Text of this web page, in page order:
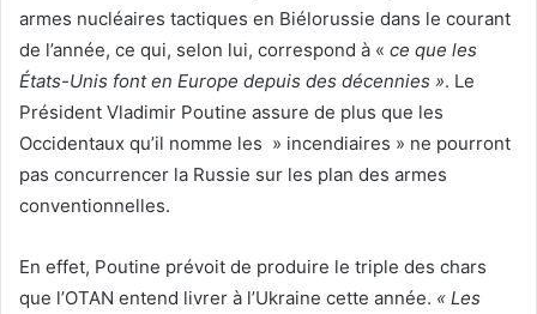
armes nucléaires tactiques en Biélorussie dans le courant
de l’année, ce qui, selon lui, correspond à « ce que les
États-Unis font en Europe depuis des décennies ». Le
Président Vladimir Poutine assure de plus que les
Occidentaux qu’il nomme les » incendiaires » ne pourront
pas concurrencer la Russie sur les plan des armes
conventionnelles.
En effet, Poutine prévoit de produire le triple des chars
que l’OTAN entend livrer à l’Ukraine cette année. « Les